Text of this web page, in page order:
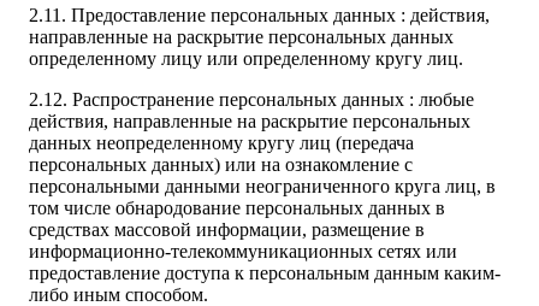
2.11. Предоставление персональных данных : действия,
направленные на раскрытие персональных данных
определенному лицу или определенному кругу лиц.
2.12. Распространение персональных данных : любые
действия, направленные на раскрытие персональных
данных неопределенному кругу лиц (передача
персональных данных) или на ознакомление с
персональными данными неограниченного круга лиц, в
том числе обнародование персональных данных в
средствах массовой информации, размещение в
информационно-телекоммуникационных сетях или
предоставление доступа к персональным данным каким-
либо иным способом.